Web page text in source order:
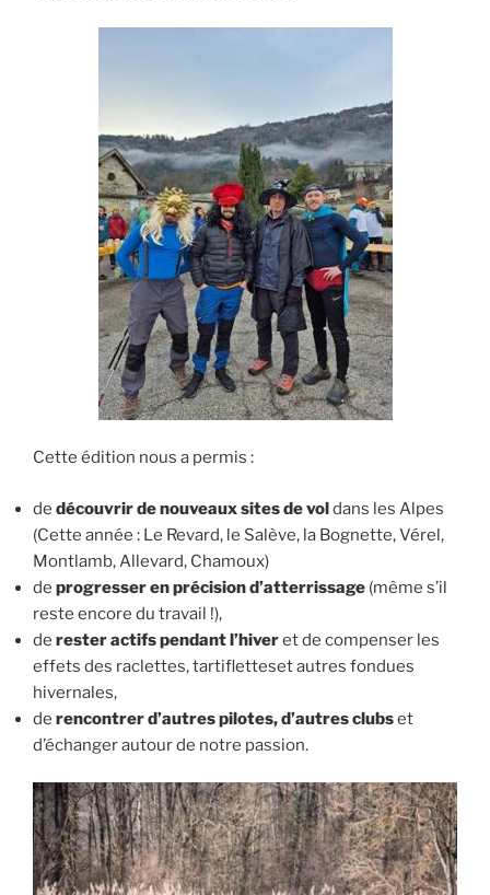
Cette édition nous a permis :
de découvrir de nouveaux sites de voldans les Alpes
(Cette année : Le Revard, le Salève, la Bognette, Vérel,
Montlamb, Allevard, Chamoux)
de progresser en précision d’atterrissage (même s’il
reste encore du travail !),
de rester actifs pendant l’hiveret de compenser les
effets des raclettes, tartifletteset autres fondues
hivernales,
de rencontrer d’autres pilotes, d’autres clubset
d’échanger autour de notre passion.